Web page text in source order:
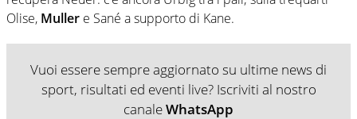
Olise, Muller e Sané a supporto di Kane.
Vuoi essere sempre aggiornato su ultime news di
sport, risultati ed eventi live? Iscriviti al nostro
canaleWhatsApp